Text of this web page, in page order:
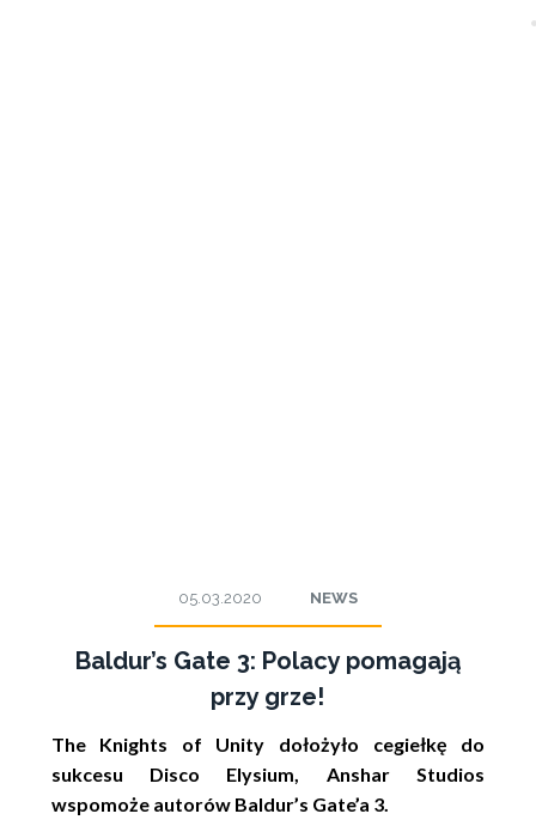
05.03.2020 NEWS
Baldur’s Gate 3: Polacy pomagają
przy grze!
The Knights of Unity dołożyło cegiełkę do
sukcesu Disco Elysium, Anshar Studios
wspomoże autorów Baldur’s Gate’a 3.